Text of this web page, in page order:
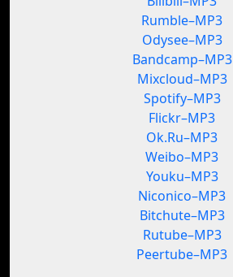
Rumble–MP3
Odysee–MP3
Bandcamp–MP3
Mixcloud–MP3
Spotify–MP3
Flickr–MP3
Ok.Ru–MP3
Weibo–MP3
Youku–MP3
Niconico–MP3
Bitchute–MP3
Rutube–MP3
Peertube–MP3